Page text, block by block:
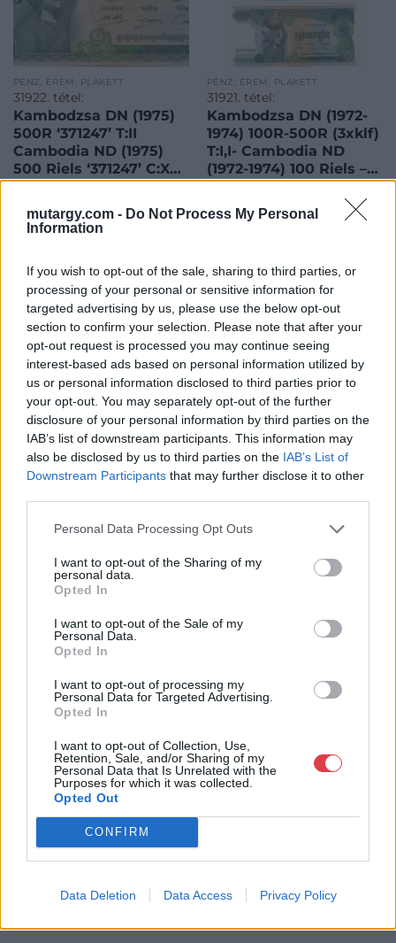
mutargy.com - Do Not Process My Personal
Information
If you wish to opt-out of the sale, sharing to third parties, or
processing of your personal or sensitive information for
targeted advertising by us, please use the below opt-out
section to confirm your selection. Please note that after your
opt-out request is processed you may continue seeing
interest-based ads based on personal information utilized by
us or personal information disclosed to third parties prior to
your opt-out. You may separately opt-out of the further
disclosure of your personal information by third parties on the
IAB’s list of downstream participants. This information may
also be disclosed by us to third parties on the IAB’s List of
Downstream Participants that may further disclose it to other
Personal Data Processing Opt Outs
I want to opt-out of the Sharing of my
personal data.
Opted In
I want to opt-out of the Sale of my
Personal Data.
Opted In
I want to opt-out of processing my
Personal Data for Targeted Advertising.
Opted In
I want to opt-out of Collection, Use,
Retention, Sale, and/or Sharing of my
Personal Data that Is Unrelated with the
Purposes for which it was collected.
Opted Out
CONFIRM
Data Deletion Data Access Privacy Policy
PÉNZ, ÉREM, PLAKETT
31922. tétel:
Kambodzsa DN (1975)
500R ‘371247’ T:II
Cambodia ND (1975)
500 Riels ‘371247’ C:XF
Krause P#16b
Kambodzsa DN (1975) 500R
'371247' T:II Cambodia ND
Krause P#16b<a
href="https://www.darabanth.com/hu/gyorsarveres/425/
bankjegyek~1500014/Kambodzsa-
DN-1975-500R-371247-TII-
Cambodia-ND-197
Kikiáltási ár: 800Ft
Aukció:425. Gyorsárverés
Aukció időpontja: 2022-09-
08 19:00
PÉNZ, ÉREM, PLAKETT
31921. tétel:
Kambodzsa DN (1972-
1974) 100R-500R (3xklf)
T:I,I- Cambodia ND
(1972-1974) 100 Riels –
500 Riels (3xdiff)
C:UNC,AU Krause P#8,
#15-16
Kambodzsa DN (1972-1974)
100 Riels - 500 Riels (3xdiff)
C:UNC,AU Krause P#8, #15-
16<a
href="https://
bankjegyek~1500014/
D
Kikiáltási ár:2 000Ft
Aukció:425. Gyorsárverés
Aukció időpontja: 2022-09-
08 19:00
31920. tétel:
Kambodzsa DN (1972-
Cambodia ND (1972-
1973) 1000 Riels ‘234142’
C:AU Krause P#17
Kambodzsa DN (1972-1973)
1000R '234142' T:I- Cambodia
ND (1972-1973) 1000 Riels
'234142' C:AU Krause P#17<a
href="https://www.darabanth.com/hu/gyorsarveres/425/
bankjegyek~1500014/Kambodzsa-
Kikiáltási ár:800Ft
425. Gyorsárverés
31919. tétel:
Cambodia ND (1972)
100 Riels ‘788513’ C:XF
Kambodzsa DN (1972) 100R
'788513' T:II Cambodia ND
(1972) 100 Riels '788513' C:XF
href="https://
Kikiáltási ár:800Ft
MEGTEKINTEM